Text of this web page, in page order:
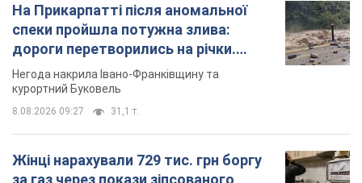
На Прикарпатті після аномальної
спеки пройшла потужна злива:
дороги перетворились на річки.
Відео
Негода накрила Івано-Франківщину та
курортний Буковель
8.08.2026 09:27 31,1 т.
Жінці нарахували 729 тис. грн боргу
за газ через покази зіпсованого